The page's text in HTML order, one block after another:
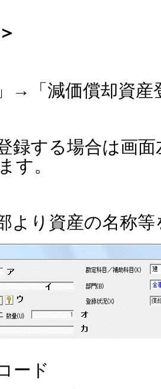
→「減価償却資産
録する場合は画
す。
より資産の名称
ード